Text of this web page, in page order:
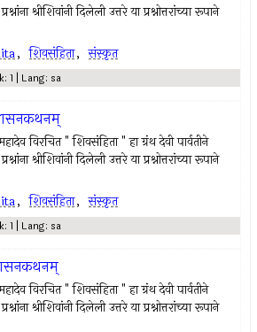
श्रीशिवांनी दिलेली उत्तरे या प्रश्नोत्तरांच्या रूपाने
, शिवसंहिता, संस्कृत
1 | Lang: sa
विरचित " शिवसंहिता " हा ग्रंथ देवी पार्वतीने
श्रीशिवांनी दिलेली उत्तरे या प्रश्नोत्तरांच्या रूपाने
, शिवसंहिता, संस्कृत
1 | Lang: sa
विरचित " शिवसंहिता " हा ग्रंथ देवी पार्वतीने
श्रीशिवांनी दिलेली उत्तरे या प्रश्नोत्तरांच्या रूपाने